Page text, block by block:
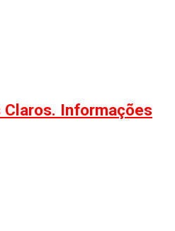
Informações